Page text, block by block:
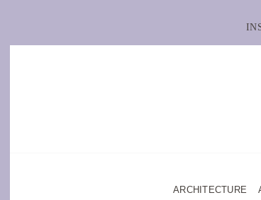
ARCHITECTURE